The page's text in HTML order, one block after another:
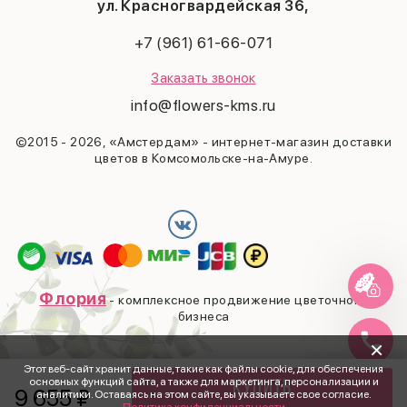
9 655₽ Купить
Этот веб-сайт хранит данные, такие как файлы cookie, для обеспечения
основных функций сайта, а также для маркетинга, персонализации и
аналитики. Оставаясь на этом сайте, вы указываете свое согласие.
×
ул. Красногвардейская 36,
+7 (961) 61-66-071
Заказать звонок
info@flowers-kms.ru
©2015 - 2026, «Амстердам» - интернет-магазин доставки
цветов в Комсомольске-на-Амуре.
Последний звонок
Флория- комплексное продвижение цветочного
бизнеса